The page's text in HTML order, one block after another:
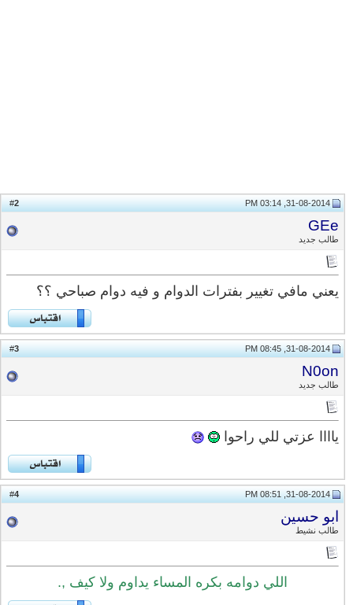
31-08-2014, 03:14 PM
GEe
طالب جديد
يعني مافي تغيير بفترات الدوام و فيه دوام صباحي ؟؟
31-08-2014, 08:45 PM
N0on
طالب جديد
ياااا عزتي للي راحوا
31-08-2014, 08:51 PM
ابو حسين
طالب نشيط
اللي دوامه بكره المساء يداوم ولا كيف ,.